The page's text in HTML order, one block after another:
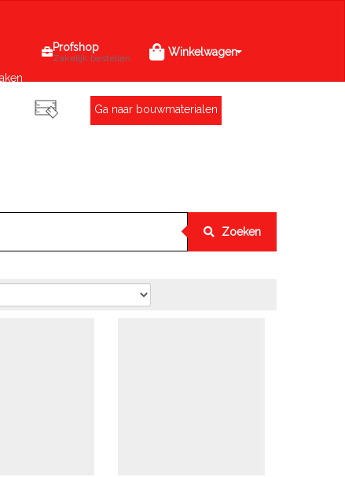
Profshop
Zakelijk bestellen Winkelwagen
Ga naar bouwmaterialen
Zoeken